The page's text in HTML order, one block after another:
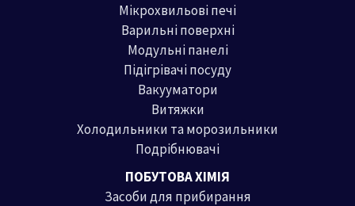
Мікрохвильові печі
Варильні поверхні
Модульні панелі
Підігрівачі посуду
Вакууматори
Витяжки
Холодильники та морозильники
Подрібнювачі
ПОБУТОВА ХІМІЯ
Засоби для прибирання